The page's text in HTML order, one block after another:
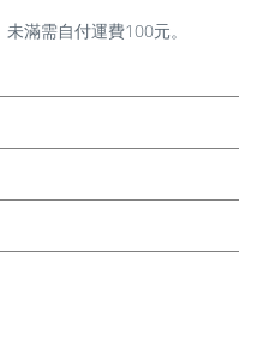
滿需自付運費100元。